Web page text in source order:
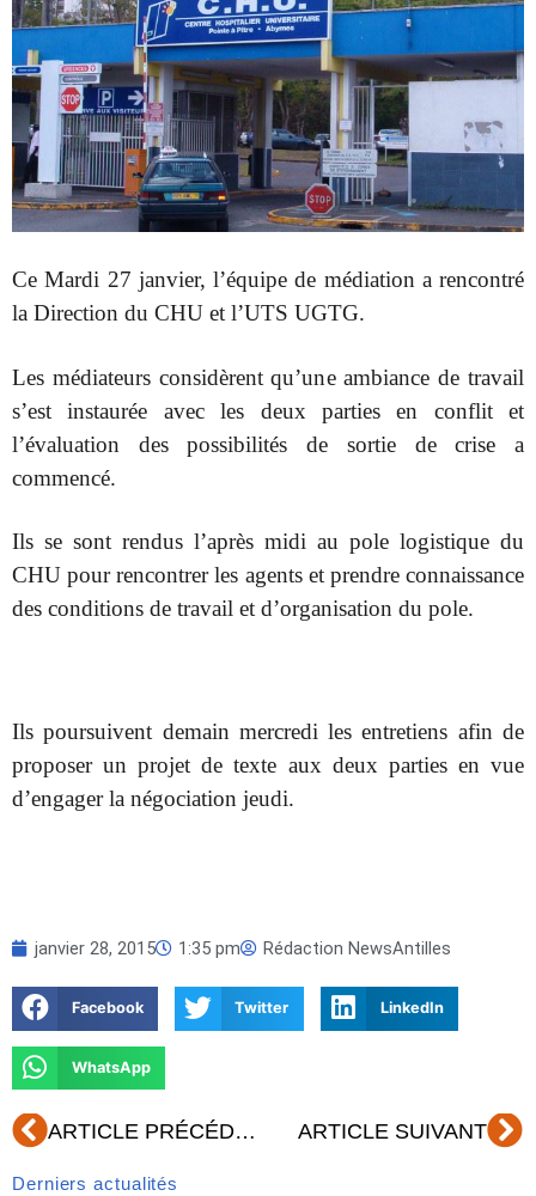
Ce Mardi 27 janvier, l’équipe de médiation a rencontré
la Direction du CHU et l’UTS UGTG.
Les médiateurs considèrent qu’une ambiance de travail
s’est instaurée avec les deux parties en conflit et
l’évaluation des possibilités de sortie de crise a
commencé.
Ils se sont rendus l’après midi au pole logistique du
CHU pour rencontrer les agents et prendre connaissance
des conditions de travail et d’organisation du pole.
Ils poursuivent demain mercredi les entretiens afin de
proposer un projet de texte aux deux parties en vue
d’engager la négociation jeudi.
janvier 28, 2015 1:35 pm Rédaction NewsAntilles
Facebook Twitter LinkedIn
WhatsApp
Précédent ARTICLE PRÉCÉDENT ARTICLE SUIVANT
Derniers actualités